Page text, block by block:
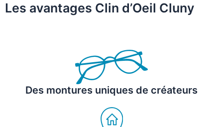
Les avantages Clin d’Oeil Cluny
Des montures uniques de créateurs